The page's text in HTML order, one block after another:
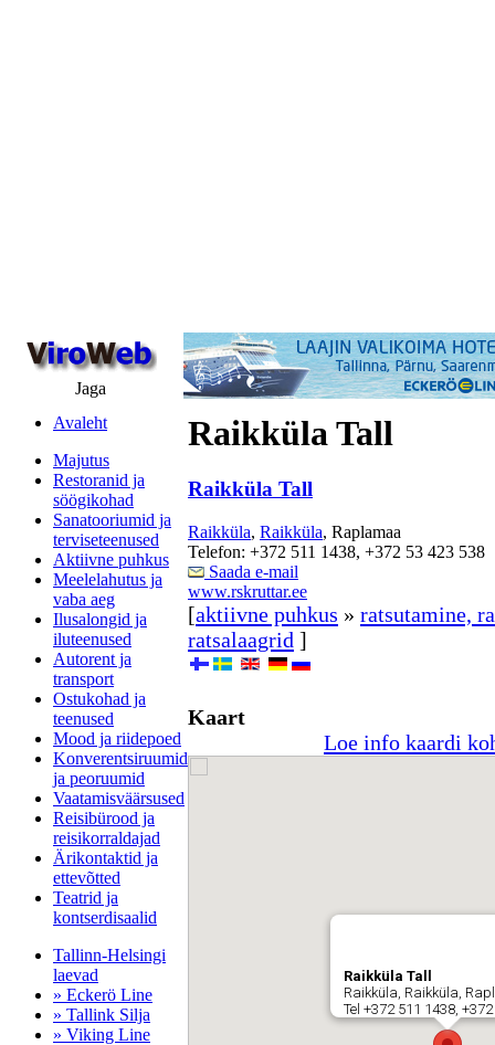
Jaga
Avaleht
Majutus
Restoranid ja
söögikohad
Sanatooriumid ja
terviseteenused
Aktiivne puhkus
Meelelahutus ja
vaba aeg
Ilusalongid ja
iluteenused
Autorent ja
transport
Ostukohad ja
teenused
Mood ja riidepoed
Konverentsiruumid
ja peoruumid
Vaatamisväärsused
Reisibürood ja
reisikorraldajad
Ärikontaktid ja
ettevõtted
Teatrid ja
kontserdisaalid
Tallinn-Helsingi
laevad
» Eckerö Line
» Tallink Silja
» Viking Line
Raikküla Tall
Raikküla Tall
Raikküla, Raikküla, Raplamaa
Telefon: +372 511 1438, +372 53 423 538
Saada e-mail
www.rskruttar.ee
[aktiivne puhkus » ratsutamine,
ratsalaagrid ]
Kaart
Loe info kaardi
Raikküla Tall
Raikküla, Raikküla,
Tel +372 511 1438,